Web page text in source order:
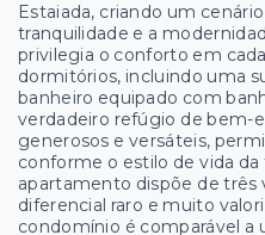
Estaiada, criando um
tranquilidade e a
privilegia o conforto em
dormitórios, incluindo uma
banheiro equipado com
verdadeiro refúgio de bem-
generosos e versáteis,
conforme o estilo de vida da
apartamento dispõe de três
diferencial raro e muito
condomínio é comparável a